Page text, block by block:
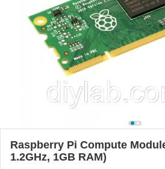
Raspberry Pi Compute
1.2GHz, 1GB RAM)